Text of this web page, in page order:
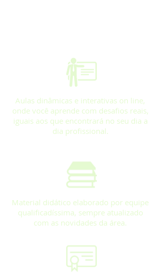
Aulas dinâmicas e interativas on line,
onde você aprende com desafios reais,
iguais aos que encontrará no seu dia a
dia profissional.
Material didático elaborado por equipe
qualificadíssima, sempre atualizado
com as novidades da área.